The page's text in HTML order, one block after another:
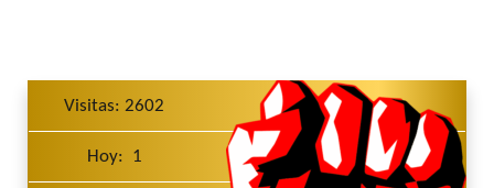
Visitas: 2602
Hoy: 1